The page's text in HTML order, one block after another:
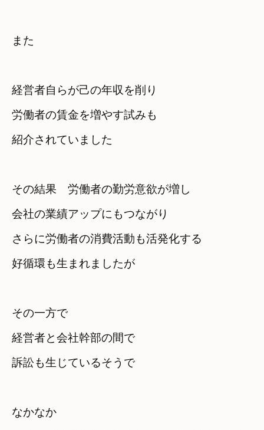
また
経営者自らが己の年収を削り
労働者の賃金を増やす試みも
紹介されていました
その結果　労働者の勤労意欲が増し
会社の業績アップにもつながり
さらに労働者の消費活動も活発化する
好循環も生まれましたが
その一方で
経営者と会社幹部の間で
訴訟も生じているそうで
なかなか